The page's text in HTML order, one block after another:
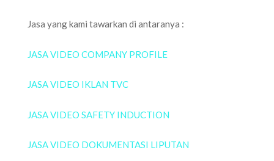
Jasa yang kami tawarkan di antaranya :
JASA VIDEO COMPANY PROFILE
JASA VIDEO IKLAN TVC
JASA VIDEO SAFETY INDUCTION
JASA VIDEO DOKUMENTASI LIPUTAN